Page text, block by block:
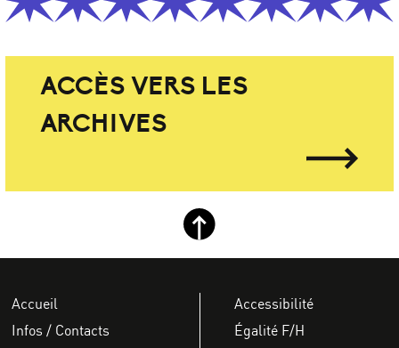
ACCÈS VERS LES
ARCHIVES
Retour haut de page
Accueil
Infos / Contacts
Accessibilité
Égalité F/H